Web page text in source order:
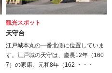
観光スポット
天守台
江戸城本丸の一番北側に位置していま
す。江戸城の天守は、慶長12年（160
7）の家康、元和8年（162 ・・・